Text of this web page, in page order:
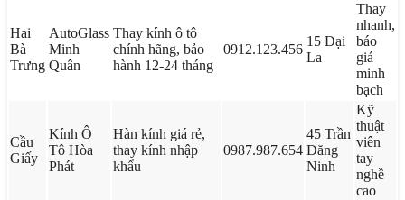
Hai
Bà
Trưng
AutoGlass
Minh
Quân
Thay kính ô tô
chính hãng, bảo
hành 12-24 tháng
0912.123.456
15 Đại
La
Thay
nhanh,
báo
giá
minh
bạch
Cầu
Giấy
Kính Ô
Tô Hòa
Phát
Hàn kính giá rẻ,
thay kính nhập
khẩu
0987.987.654
45 Trần
Đăng
Ninh
Kỹ
thuật
viên
tay
nghề
cao